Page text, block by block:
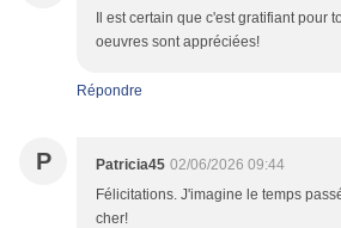
Il est certain que c'est gratifiant pour
oeuvres sont appréciées!
Répondre
P Patricia45 02/06/2026 09:44
Félicitations. J'imagine le temps
cher!